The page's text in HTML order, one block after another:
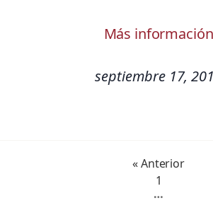
Más información
septiembre 17,
« Anterior
1
…